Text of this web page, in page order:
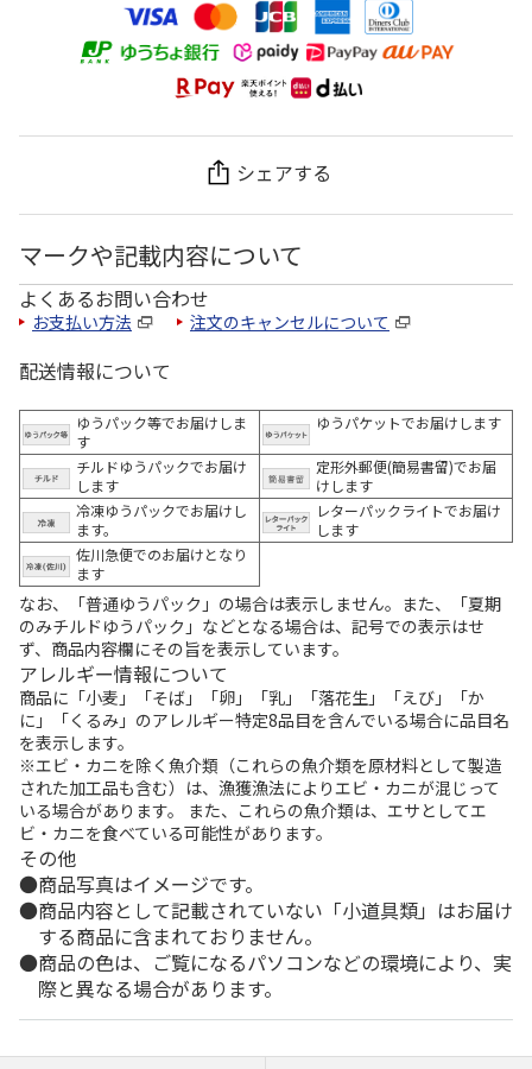
シェアする
マークや記載内容について
よくあるお問い合わせ
お支払い方法 注文のキャンセルについて
配送情報について
ゆうパック等でお届けしま
す
ゆうパケットでお届けします
チルドゆうパックでお届け
します
定形外郵便(簡易書留)でお届
けします
冷凍ゆうパックでお届けし
ます。
レターパックライトでお届け
します
佐川急便でのお届けとなり
ます
なお、「普通ゆうパック」の場合は表示しません。また、「夏期
のみチルドゆうパック」などとなる場合は、記号での表示はせ
ず、商品内容欄にその旨を表示しています。
アレルギー情報について
商品に「小麦」「そば」「卵」「乳」「落花生」「えび」「か
に」「くるみ」のアレルギー特定8品目を含んでいる場合に品目名
を表示します。
※エビ・カニを除く魚介類（これらの魚介類を原材料として製造
された加工品も含む）は、漁獲漁法によりエビ・カニが混じって
いる場合があります。 また、これらの魚介類は、エサとしてエ
ビ・カニを食べている可能性があります。
その他
商品写真はイメージです。
商品内容として記載されていない「小道具類」はお届け
する商品に含まれておりません。
商品の色は、ご覧になるパソコンなどの環境により、実
際と異なる場合があります。